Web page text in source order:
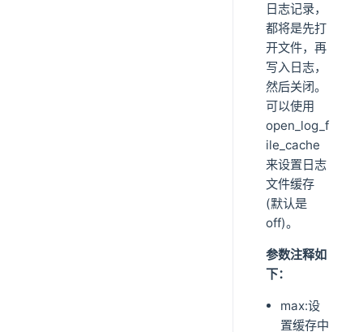
日志记录，
都将是先打
开文件，再
写入日志，
然后关闭。
可以使用
open_log_f
ile_cache
来设置日志
文件缓存
(默认是
off)。
参数注释如
下：
max:设
置缓存中